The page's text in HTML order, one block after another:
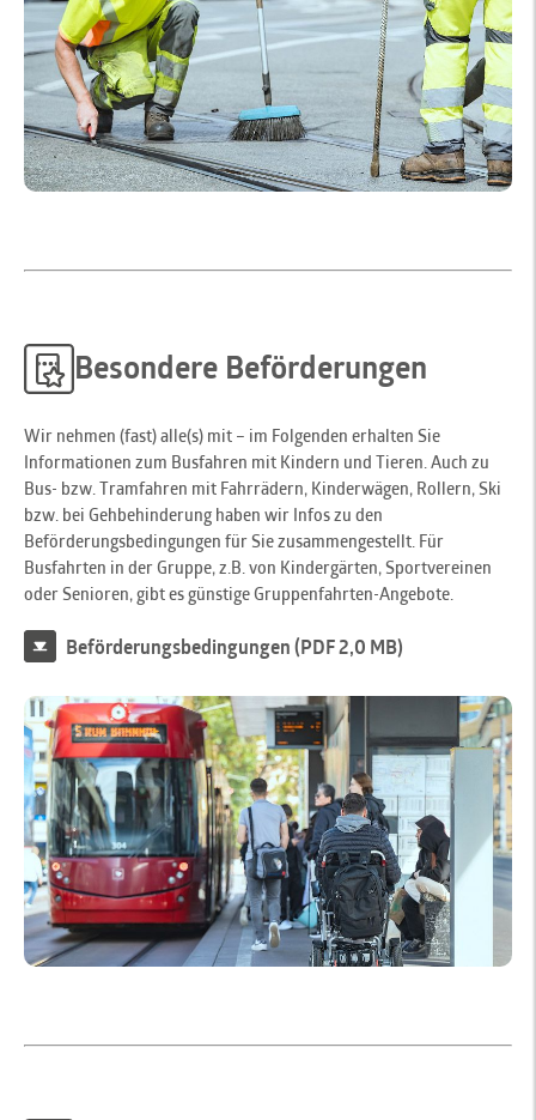
Besondere Beförderungen
Wir nehmen (fast) alle(s) mit – im Folgenden erhalten Sie
Informationen zum Busfahren mit Kindern und Tieren. Auch zu
Bus- bzw. Tramfahren mit Fahrrädern, Kinderwägen, Rollern, Ski
bzw. bei Gehbehinderung haben wir Infos zu den
Beförderungsbedingungen für Sie zusammengestellt. Für
Busfahrten in der Gruppe, z.B. von Kindergärten, Sportvereinen
oder Senioren, gibt es günstige Gruppenfahrten-Angebote.
Beförderungsbedingungen (PDF 2,0 MB)